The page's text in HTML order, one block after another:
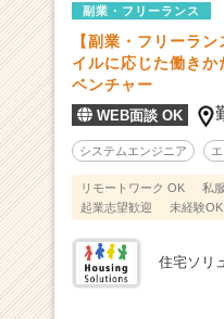
発、
取
引
全
国
3
0
0
0
超
副業・フリーランス
【副業・フリーラ
イルに応じた働き
ベンチャー
WEB面談 OK
システムエンジニア
リモートワーク OK 私
起業志望歓迎
未経験OK
住宅ソリ